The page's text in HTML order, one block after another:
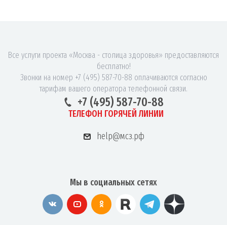
Все услуги проекта «Москва - столица здоровья» предоставляются
бесплатно!
Звонки на номер +7 (495) 587-70-88 оплачиваются согласно
тарифам вашего оператора телефонной связи.
+7 (495) 587-70-88
ТЕЛЕФОН ГОРЯЧЕЙ ЛИНИИ
help@мсз.рф
Мы в социальных сетях